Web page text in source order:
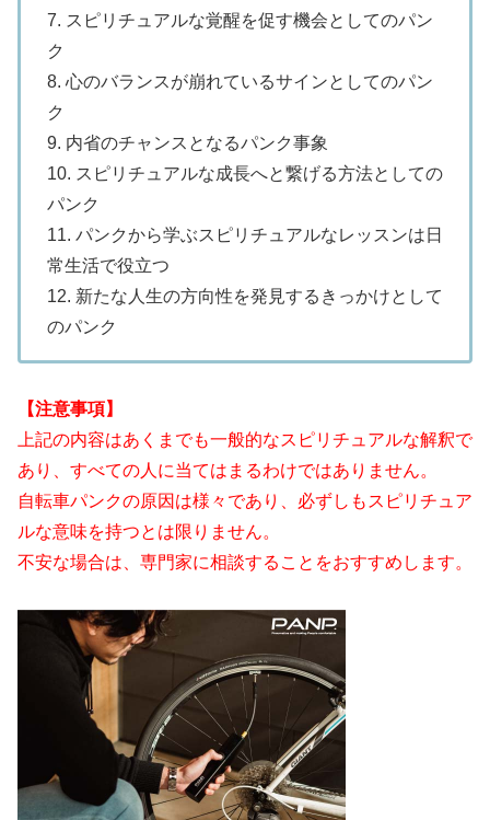
7. スピリチュアルな覚醒を促す機会としてのパン
ク
8. 心のバランスが崩れているサインとしてのパン
ク
9. 内省のチャンスとなるパンク事象
10. スピリチュアルな成長へと繋げる方法としての
パンク
11. パンクから学ぶスピリチュアルなレッスンは日
常生活で役立つ
12. 新たな人生の方向性を発見するきっかけとして
のパンク
【注意事項】
上記の内容はあくまでも一般的なスピリチュアルな解釈で
あり、すべての人に当てはまるわけではありません。
自転車パンクの原因は様々であり、必ずしもスピリチュア
ルな意味を持つとは限りません。
不安な場合は、専門家に相談することをおすすめします。